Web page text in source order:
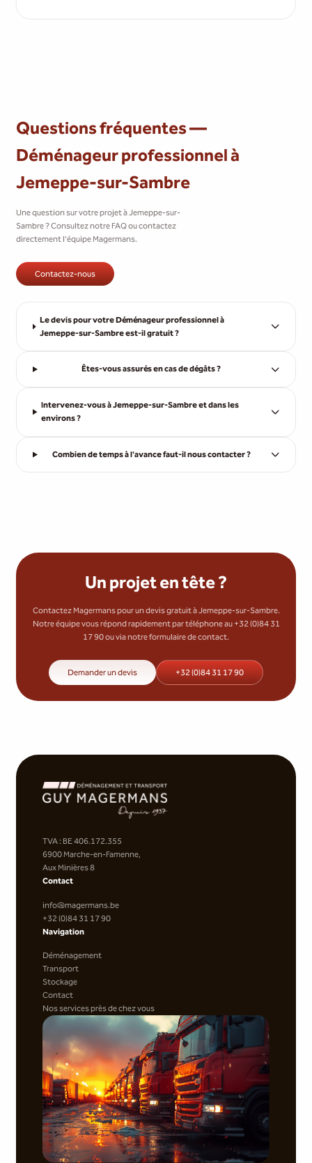
Questions fréquentes —
Déménageur professionnel à
Jemeppe-sur-Sambre
Une question sur votre projet à Jemeppe-sur-
Sambre ? Consultez notre FAQ ou contactez
directement l'équipe Magermans.
Contactez-nous
Le devis pour votre Déménageur professionnel à
Jemeppe-sur-Sambre est-il gratuit ?
Êtes-vous assurés en cas de dégâts ?
Intervenez-vous à Jemeppe-sur-Sambre et dans les
environs ?
Combien de temps à l'avance faut-il nous contacter ?
Un projet en tête ?
Contactez Magermans pour un devis gratuit à Jemeppe-sur-Sambre.
Notre équipe vous répond rapidement par téléphone au +32 (0)84 31
17 90 ou via notre formulaire de contact.
Demander un devis +32 (0)84 31 17 90
TVA : BE 406.172.355
6900 Marche-en-Famenne,
Aux Minières 8
Contact
info@magermans.be
+32 (0)84 31 17 90
Navigation
Déménagement
Transport
Stockage
Contact
Nos services près de chez vous